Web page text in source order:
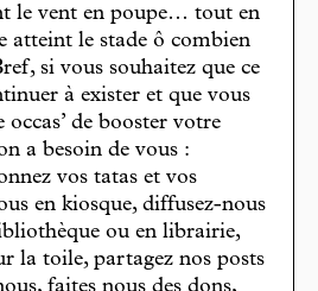
le vent en poupe… tout en
atteint le stade ô combien
si vous souhaitez que ce
à exister et que vous
de booster votre
a besoin de vous :
vos tatas et vos
en kiosque, diffusez-nous
ou en librairie,
la toile, partagez nos posts